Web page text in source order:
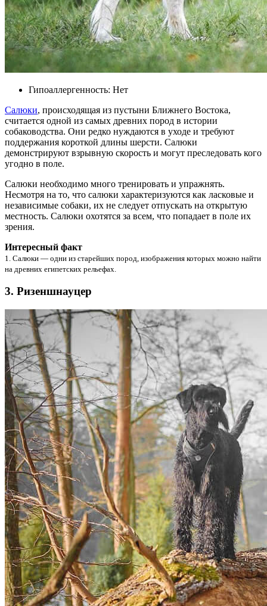
Гипоаллергенность: Нет
Салюки, происходящая из пустыни Ближнего Востока,
считается одной из самых древних пород в истории
собаководства. Они редко нуждаются в уходе и требуют
поддержания короткой длины шерсти. Салюки
демонстрируют взрывную скорость и могут преследовать кого
угодно в поле.
Салюки необходимо много тренировать и упражнять.
Несмотря на то, что салюки характеризуются как ласковые и
независимые собаки, их не следует отпускать на открытую
местность. Салюки охотятся за всем, что попадает в поле их
зрения.
Интересный факт
1. Салюки — одни из старейших пород, изображения которых можно найти
на древних египетских рельефах.
3. Ризеншнауцер